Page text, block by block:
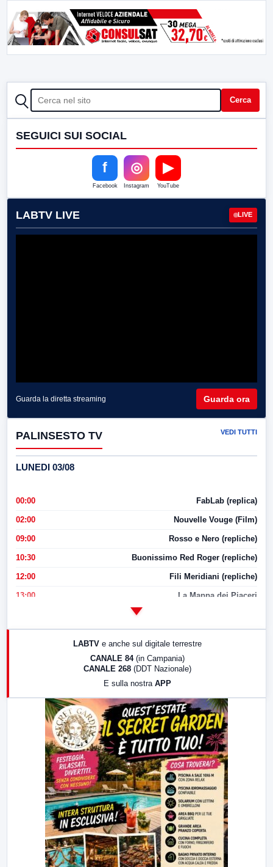
CERCA Cerca
SEGUICI SUI SOCIAL
f
Facebook
◎
Instagram
▶
YouTube
LABTV LIVE LIVE
Guarda la diretta streaming Guarda ora
PALINSESTO TV VEDI TUTTI
LUNEDI 03/08
00:00 FabLab (replica)
02:00 Nouvelle Vouge (Film)
09:00 Rosso e Nero (repliche)
10:30 Buonissimo Red Roger (repliche)
12:00 Fili Meridiani (repliche)
13:00 La Mappa dei Piaceri
LabNews (replica)
LABTV e anche sul digitale terrestre
CANALE 84 (in Campania)
CANALE 268 (DDT Nazionale)
E sulla nostra APP